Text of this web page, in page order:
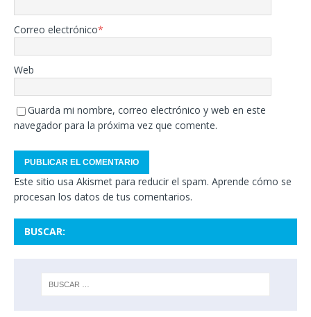
Correo electrónico*
Web
Guarda mi nombre, correo electrónico y web en este
navegador para la próxima vez que comente.
Este sitio usa Akismet para reducir el spam. Aprende cómo se
procesan los datos de tus comentarios.
BUSCAR: